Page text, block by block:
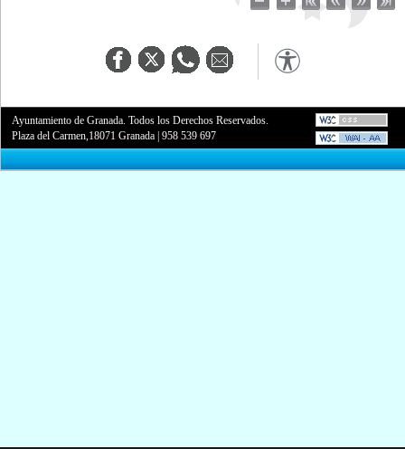
Ayuntamiento de Granada. Todos los Derechos Reservados.
Plaza del Carmen,18071 Granada |958 539 697